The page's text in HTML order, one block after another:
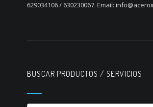
629034106 / 630230067. Email:
BUSCAR PRODUCTOS / SERVICIOS